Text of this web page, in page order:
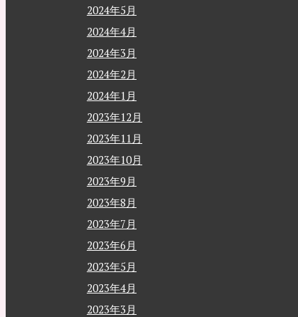
2024年5月
2024年4月
2024年3月
2024年2月
2024年1月
2023年12月
2023年11月
2023年10月
2023年9月
2023年8月
2023年7月
2023年6月
2023年5月
2023年4月
2023年3月